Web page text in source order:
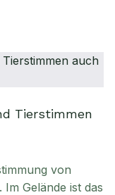
Tierstimmen
von
Gelände ist das